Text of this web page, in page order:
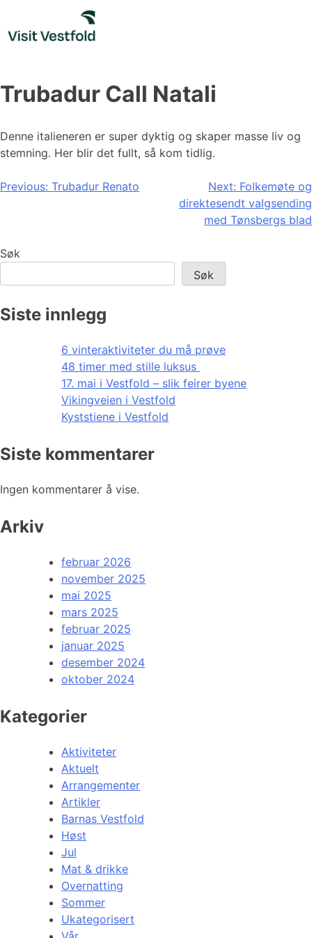
content
Trubadur Call Natali
Denne italieneren er super dyktig og skaper masse liv og
stemning. Her blir det fullt, så kom tidlig.
Innleggsnavigasjon
Previous: Trubadur Renato Next: Folkemøte og
direktesendt valgsending
med Tønsbergs blad
Søk
Søk
Siste innlegg
6 vinteraktiviteter du må prøve
48 timer med stille luksus
17. mai i Vestfold – slik feirer byene
Vikingveien i Vestfold
Kyststiene i Vestfold
Siste kommentarer
Ingen kommentarer å vise.
Arkiv
februar 2026
november 2025
mai 2025
mars 2025
februar 2025
januar 2025
desember 2024
oktober 2024
Kategorier
Aktiviteter
Aktuelt
Arrangementer
Artikler
Barnas Vestfold
Høst
Jul
Mat & drikke
Overnatting
Sommer
Ukategorisert